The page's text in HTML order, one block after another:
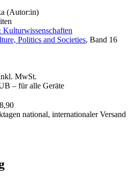
(Autor:in)
Kulturwissenschaften
Politics and Societies, Band 16
MwSt.
– für alle Geräte
national, internationaler Versand